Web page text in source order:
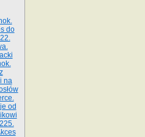
do
na
od